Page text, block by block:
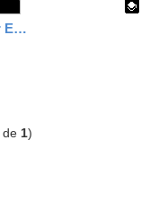
IN 54 - Prepositions song for ESL
de 1)